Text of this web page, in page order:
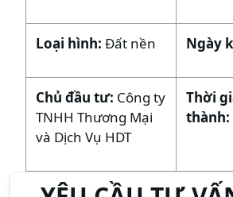
Loại hình: Đất nền Ngày
Chủ đầu tư: Công ty
TNHH Thương Mại
và Dịch Vụ HDT
Thời
thành: